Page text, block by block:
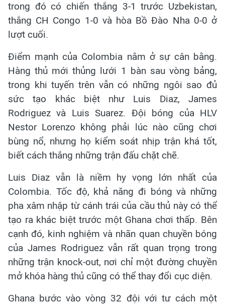
trong đó có chiến thắng 3-1 trước Uzbekistan,
thắng CH Congo 1-0 và hòa Bồ Đào Nha 0-0 ở
lượt cuối.
Điểm mạnh của Colombia nằm ở sự cân bằng.
Hàng thủ mới thủng lưới 1 bàn sau vòng bảng,
trong khi tuyến trên vẫn có những ngôi sao đủ
sức tạo khác biệt như Luis Diaz, James
Rodriguez và Luis Suarez. Đội bóng của HLV
Nestor Lorenzo không phải lúc nào cũng chơi
bùng nổ, nhưng họ kiểm soát nhịp trận khá tốt,
biết cách thắng những trận đấu chặt chẽ.
Luis Diaz vẫn là niềm hy vọng lớn nhất của
Colombia. Tốc độ, khả năng đi bóng và những
pha xâm nhập từ cánh trái của cầu thủ này có thể
tạo ra khác biệt trước một Ghana chơi thấp. Bên
cạnh đó, kinh nghiệm và nhãn quan chuyền bóng
của James Rodriguez vẫn rất quan trọng trong
những trận knock-out, nơi chỉ một đường chuyền
mở khóa hàng thủ cũng có thể thay đổi cục diện.
Ghana bước vào vòng 32 đội với tư cách một